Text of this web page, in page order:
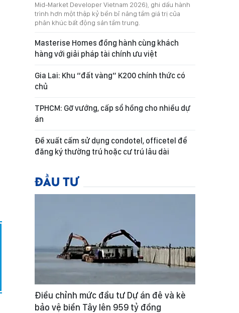
Mid-Market Developer Vietnam 2026), ghi dấu hành
trình hơn một thập kỷ bền bỉ nâng tầm giá trị của
phân khúc bất động sản tầm trung.
Masterise Homes đồng hành cùng khách
hàng với giải pháp tài chính ưu việt
Gia Lai: Khu “đất vàng” K200 chính thức có
chủ
TPHCM: Gỡ vướng, cấp sổ hồng cho nhiều dự
án
Đề xuất cấm sử dụng condotel, officetel để
đăng ký thường trú hoặc cư trú lâu dài
ĐẦU TƯ
Điều chỉnh mức đầu tư Dự án đê và kè
bảo vệ biển Tây lên 959 tỷ đồng